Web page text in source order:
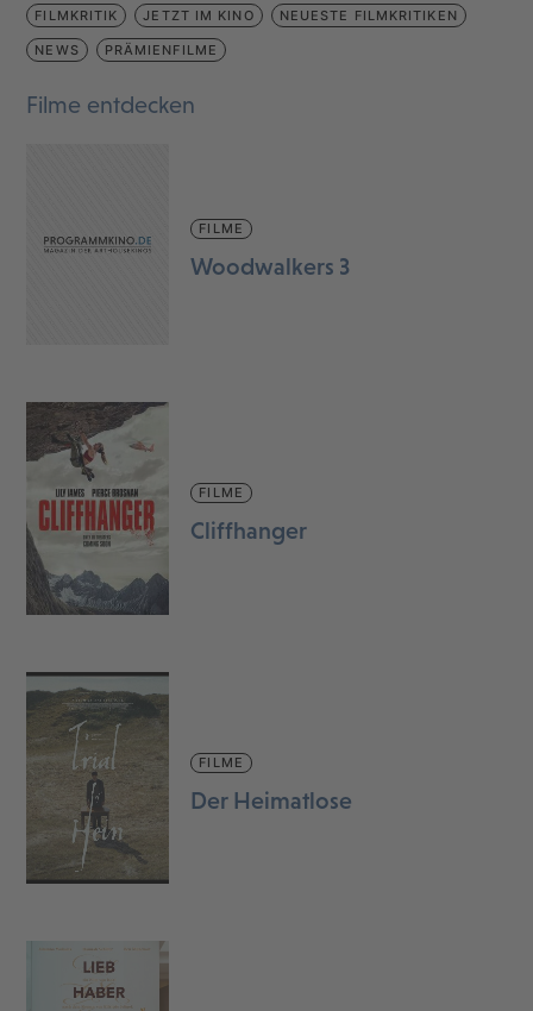
FILMKRITIK JETZT IM KINO NEUESTE FILMKRITIKEN
NEWS PRÄMIENFILME
Filme entdecken
FILME
Woodwalkers 3
FILME
Cliffhanger
FILME
Der Heimatlose